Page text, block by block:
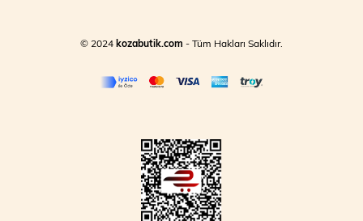
© 2024kozabutik.com - Tüm Hakları Saklıdır.